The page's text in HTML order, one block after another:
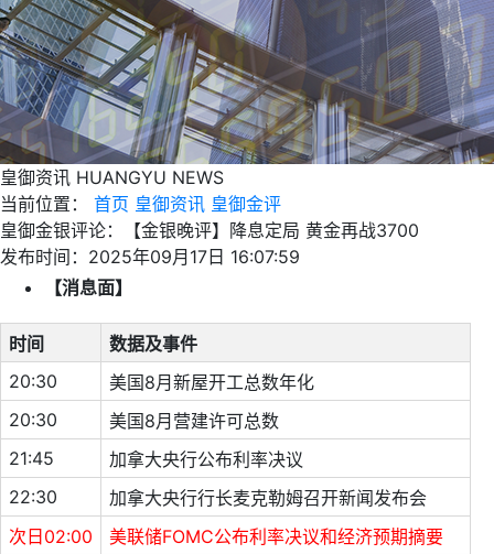
皇御资讯 HUANGYU NEWS
当前位置：
首页 皇御资讯 皇御金评
皇御金银评论：【金银晚评】降息定局 黄金再战3700
发布时间：2025年09月17日 16:07:59
【消息面】
时间
数据及事件
20:30
美国8月新屋开工总数年化
20:30
美国8月营建许可总数
21:45
加拿大央行公布利率决议
22:30
加拿大央行行长麦克勒姆召开新闻发布会
次日02:00
美联储FOMC公布利率决议和经济预期摘要